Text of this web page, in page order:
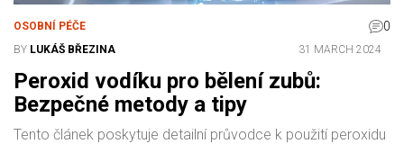
OSOBNÍ PÉČE 0
BY LUKÁŠ BŘEZINA 31 MARCH 2024
Peroxid vodíku pro bělení zubů:
Bezpečné metody a tipy
Tento článek poskytuje detailní průvodce k použití peroxidu